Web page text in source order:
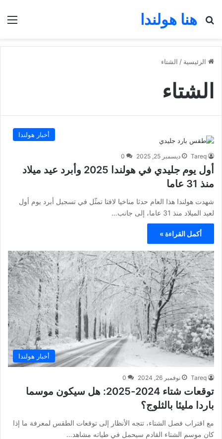
هنا هولندا
بحث عن
الرئيسية / الشتاء
الشتاء
أخبار هولندا
Tareq ديسمبر 25, 2025 0
أول يوم جليدي في هولندا 2025 وأبرد عيد ميلاد
منذ 31 عاما
شهدت هولندا هذا العام حدثا مناخيا لافتا تمثّل في تسجيل أبرد يوم أول
لعيد الميلاد منذ 31 عاما، إلى جانب…
أكمل القراءة »
أخبار هولندا
Tareq نوفمبر 26, 2024 0
توقعات شتاء 2024-2025: هل سيكون موسما
باردا مليئا بالثلوج؟
مع اقتراب فصل الشتاء، تتجه الأنظار إلى توقعات الطقس لمعرفة ما إذا
كان موسم الشتاء القادم سيحمل في طياته مشاهد…